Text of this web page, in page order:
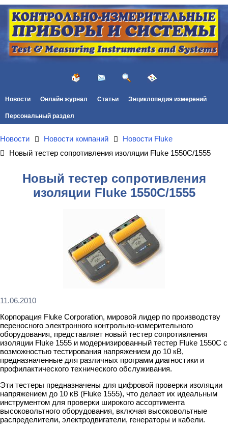
Новости Онлайн журнал Статьи Энциклопедия измерений
Персональный раздел
Новости Новости компаний
Новости Fluke
Новый тестер сопротивления изоляции Fluke 1550С/1555
Новый тестер сопротивления
изоляции Fluke 1550С/1555
11.06.2010
Корпорация Fluke Corporation, мировой лидер по производству
переносного электронного контрольно-измерительного
оборудования, представляет новый тестер сопротивления
изоляции Fluke 1555 и модернизированный тестер Fluke 1550C с
возможностью тестирования напряжением до 10 кВ,
предназначенные для различных программ диагностики и
профилактического технического обслуживания.
Эти тестеры предназначены для цифровой проверки изоляции
напряжением до 10 кВ (Fluke 1555), что делает их идеальным
инструментом для проверки широкого ассортимента
высоковольтного оборудования, включая высоковольтные
распределители, электродвигатели, генераторы и кабели.